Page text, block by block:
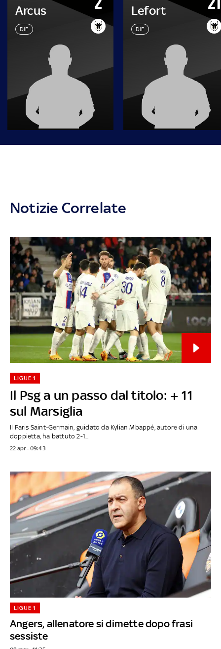
Arcus
DIF
Lefort
DIF
Notizie Correlate
Il Psg a un passo dal titolo: + 11
sul Marsiglia
LIGUE 1
Il Paris Saint-Germain, guidato da Kylian Mbappé, autore di una
doppietta, ha battuto 2-1...
22 apr - 09:43
Angers, allenatore si dimette dopo frasi
sessiste
LIGUE 1